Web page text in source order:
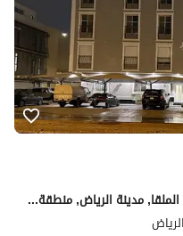
شقة مؤثثة للإيجار في شارع الأقطار, حي الملقا, مدينة الرياض, منطقة الرياض